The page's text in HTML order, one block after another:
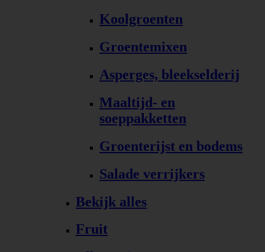
Koolgroenten
Groentemixen
Asperges, bleekselderij
Maaltijd- en
soeppakketten
Groenterijst en bodems
Salade verrijkers
Bekijk alles
Fruit